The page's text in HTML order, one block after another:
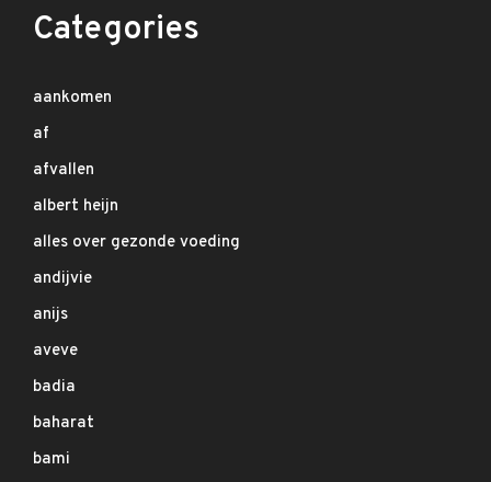
Categories
aankomen
af
afvallen
albert heijn
alles over gezonde voeding
andijvie
anijs
aveve
badia
baharat
bami